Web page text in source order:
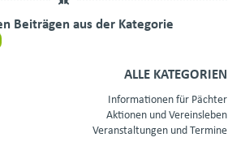
Beiträgen aus der Kategorie
ALLE KATEGORIEN
Informationen für Pächter
Aktionen und Vereinsleben
Veranstaltungen und Termine